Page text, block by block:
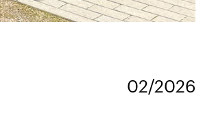
02/2026